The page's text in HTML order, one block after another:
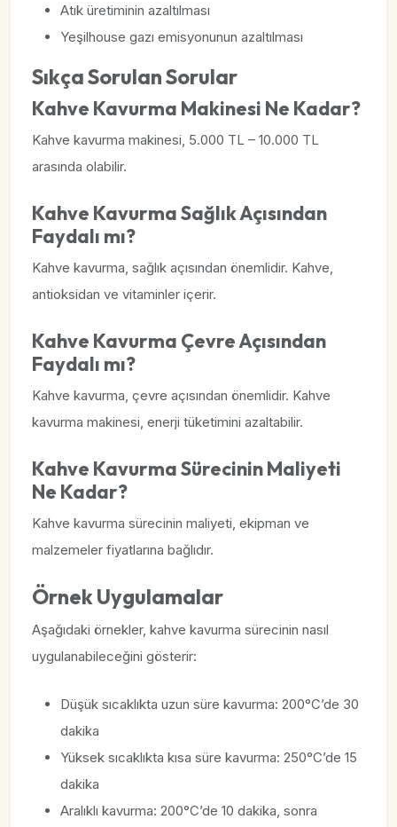
Atık üretiminin azaltılması
Yeşilhouse gazı emisyonunun azaltılması
Sıkça Sorulan Sorular
Kahve Kavurma Makinesi Ne Kadar?
Kahve kavurma makinesi, 5.000 TL – 10.000 TL
arasında olabilir.
Kahve Kavurma Sağlık Açısından
Faydalı mı?
Kahve kavurma, sağlık açısından önemlidir. Kahve,
antioksidan ve vitaminler içerir.
Kahve Kavurma Çevre Açısından
Faydalı mı?
Kahve kavurma, çevre açısından önemlidir. Kahve
kavurma makinesi, enerji tüketimini azaltabilir.
Kahve Kavurma Sürecinin Maliyeti
Ne Kadar?
Kahve kavurma sürecinin maliyeti, ekipman ve
malzemeler fiyatlarına bağlıdır.
Örnek Uygulamalar
Aşağıdaki örnekler, kahve kavurma sürecinin nasıl
uygulanabileceğini gösterir:
Düşük sıcaklıkta uzun süre kavurma: 200°C’de 30
dakika
Yüksek sıcaklıkta kısa süre kavurma: 250°C’de 15
dakika
Aralıklı kavurma: 200°C’de 10 dakika, sonra